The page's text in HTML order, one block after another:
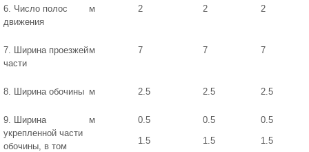
6. Число полос
движения
м 2 2 2
7. Ширина проезжей
части
м 7 7 7
8. Ширина обочины м 2.5 2.5 2.5
9. Ширина
укрепленной части
обочины, в том
м
0.5
1.5
0.5
1.5
0.5
1.5